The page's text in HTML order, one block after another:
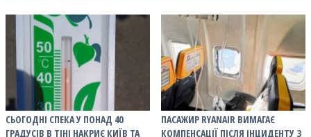
СЬОГОДНІ СПЕКА У ПОНАД 40
ГРАДУСІВ В ТІНІ НАКРИЄ КИЇВ ТА
ПАСАЖИР RYANAIR ВИМАГАЄ
КОМПЕНСАЦІЇ ПІСЛЯ ІНЦИДЕНТУ З